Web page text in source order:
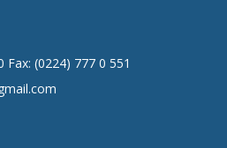
(0224) 777 0 551